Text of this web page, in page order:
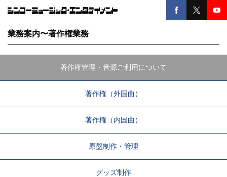
業務案内〜著作権業務
著作権管理・音源ご利用について
著作権（外国曲）
著作権（内国曲）
原盤制作・管理
グッズ制作